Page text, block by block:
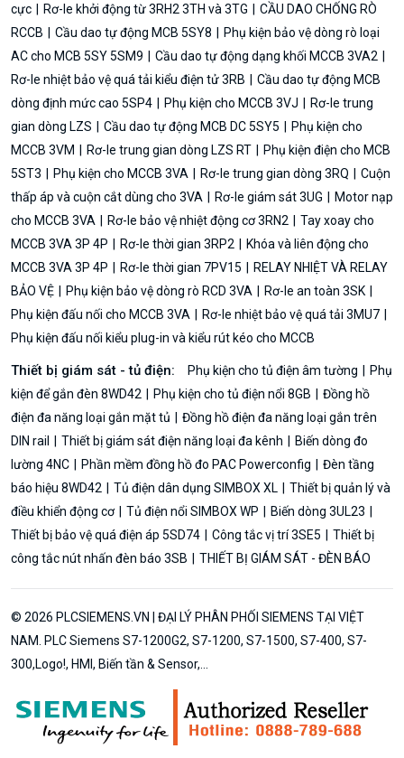
cực
Rơ-le khởi động từ 3RH2 3TH và 3TG
CẦU DAO CHỐNG RÒ
RCCB
Cầu dao tự động MCB 5SY8
Phụ kiện bảo vệ dòng rò loại
AC cho MCB 5SY 5SM9
Cầu dao tự động dạng khối MCCB 3VA2
Rơ-le nhiệt bảo vệ quá tải kiểu điện tử 3RB
Cầu dao tự động MCB
dòng định mức cao 5SP4
Phụ kiện cho MCCB 3VJ
Rơ-le trung
gian dòng LZS
Cầu dao tự động MCB DC 5SY5
Phụ kiện cho
MCCB 3VM
Rơ-le trung gian dòng LZS RT
Phụ kiện điện cho MCB
5ST3
Phụ kiện cho MCCB 3VA Rơ-le trung gian dòng 3RQ
Cuộn
thấp áp và cuộn cắt dùng cho 3VA
Rơ-le giám sát 3UG
Motor nạp
cho MCCB 3VA
Rơ-le bảo vệ nhiệt động cơ 3RN2
Tay xoay cho
MCCB 3VA 3P 4P
Rơ-le thời gian 3RP2
Khóa và liên động cho
MCCB 3VA 3P 4P
Rơ-le thời gian 7PV15
RELAY NHIỆT VÀ RELAY
BẢO VỆ
Phụ kiện bảo vệ dòng rò RCD 3VA
Rơ-le an toàn 3SK
Phụ kiện đấu nối cho MCCB 3VA
Rơ-le nhiệt bảo vệ quá tải 3MU7
Phụ kiện đấu nối kiểu plug-in và kiểu rút kéo cho MCCB
Thiết bị giám sát - tủ điện: Phụ kiện cho tủ điện âm tường
Phụ
kiện để gắn đèn 8WD42
Phụ kiện cho tủ điện nổi 8GB
Đồng hồ
điện đa năng loại gắn mặt tủ
Đồng hồ điện đa năng loại gắn trên
DIN rail
Thiết bị giám sát điện năng loại đa kênh
Biến dòng đo
lường 4NC
Phần mềm đồng hồ đo PAC Powerconfig
Đèn tầng
báo hiệu 8WD42
Tủ điện dân dụng SIMBOX XL
Thiết bị quản lý và
điều khiển động cơ
Tủ điện nổi SIMBOX WP
Biến dòng 3UL23
Thiết bị bảo vệ quá điện áp 5SD74
Công tắc vị trí 3SE5
Thiết bị
công tắc nút nhấn đèn báo 3SB
THIẾT BỊ GIÁM SÁT - ĐÈN BÁO
© 2026 PLCSIEMENS.VN | ĐẠI LÝ PHÂN PHỐI SIEMENS TẠI VIỆT
NAM. PLC Siemens S7-1200G2, S7-1200, S7-1500, S7-400, S7-
300,Logo!, HMI, Biến tần & Sensor,...